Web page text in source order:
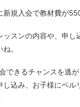
規入会で教材費が
スンの内容や、申し
。
できるチャンスを逃
込み、お子様にベ